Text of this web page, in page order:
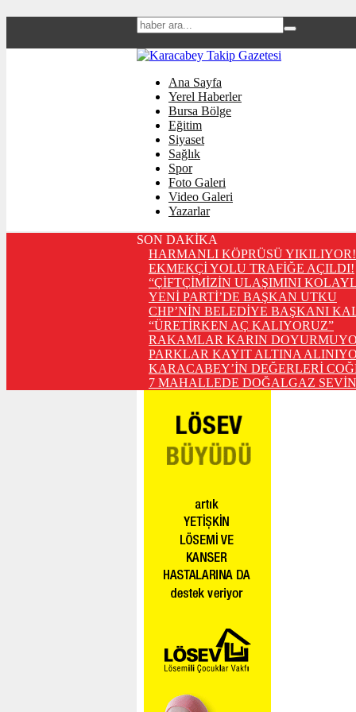
Ana Sayfa
Yerel Haberler
Bursa Bölge
Eğitim
Siyaset
Sağlık
Spor
Foto Galeri
Video Galeri
Yazarlar
SON DAKİKA
HARMANLI KÖPRÜSÜ YIKILIYOR!
EKMEKÇİ YOLU TRAFİĞE AÇILDI!
“ÇİFTÇİMİZİN ULAŞIMINI
YENİ PARTİ’DE BAŞKAN UTKU
CHP’NİN BELEDİYE BAŞKANI
“ÜRETİRKEN AÇ KALIYORUZ”
RAKAMLAR KARIN
PARKLAR KAYIT ALTINA
KARACABEY’İN DEĞERLERİ
7 MAHALLEDE DOĞALGAZ